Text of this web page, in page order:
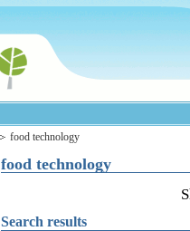
food technology
food technology
Search results